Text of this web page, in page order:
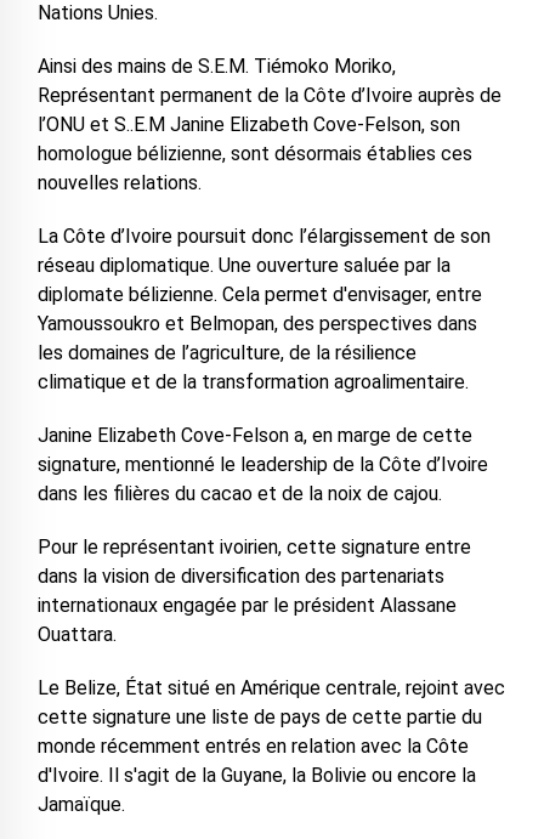
Nations Unies.
Ainsi des mains de S.E.M. Tiémoko Moriko,
Représentant permanent de la Côte d’Ivoire auprès de
l’ONU et S..E.M Janine Elizabeth Cove-Felson, son
homologue bélizienne, sont désormais établies ces
nouvelles relations.
La Côte d’Ivoire poursuit donc l’élargissement de son
réseau diplomatique. Une ouverture saluée par la
diplomate bélizienne. Cela permet d'envisager, entre
Yamoussoukro et Belmopan, des perspectives dans
les domaines de l’agriculture, de la résilience
climatique et de la transformation agroalimentaire.
Janine Elizabeth Cove-Felson a, en marge de cette
signature, mentionné le leadership de la Côte d’Ivoire
dans les filières du cacao et de la noix de cajou.
Pour le représentant ivoirien, cette signature entre
dans la vision de diversification des partenariats
internationaux engagée par le président Alassane
Ouattara.
Le Belize, État situé en Amérique centrale, rejoint avec
cette signature une liste de pays de cette partie du
monde récemment entrés en relation avec la Côte
d'Ivoire. Il s'agit de la Guyane, la Bolivie ou encore la
Jamaïque.